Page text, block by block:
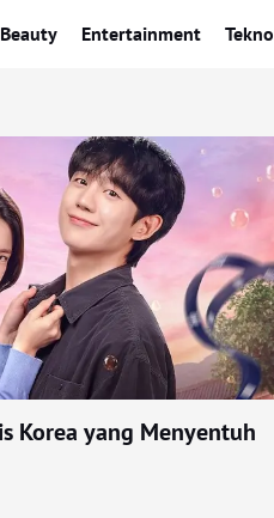
Entertainment Tekno
Korea yang Menyentuh